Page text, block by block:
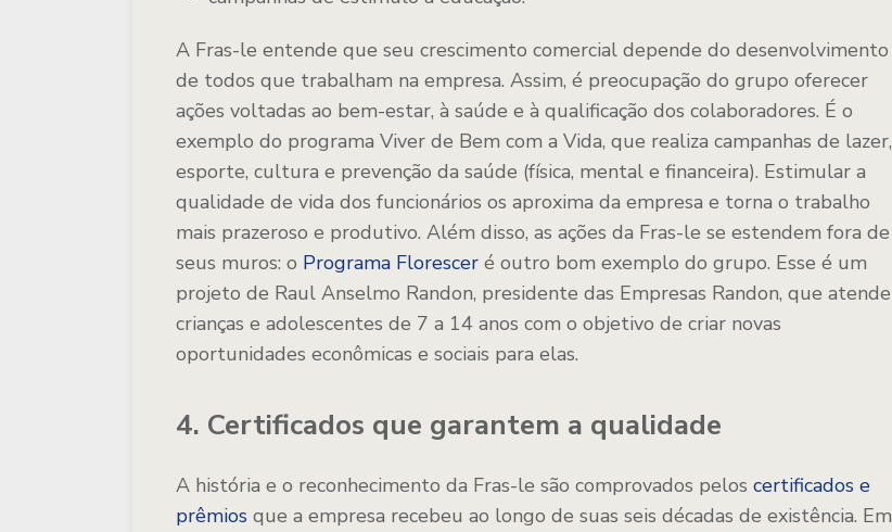
A Fras-le entende que seu crescimento comercial depende do desenvolvimento
de todos que trabalham na empresa. Assim, é preocupação do grupo oferecer
ações voltadas ao bem-estar, à saúde e à qualificação dos colaboradores. É o
exemplo do programa Viver de Bem com a Vida, que realiza campanhas de lazer,
esporte, cultura e prevenção da saúde (física, mental e financeira). Estimular a
qualidade de vida dos funcionários os aproxima da empresa e torna o trabalho
mais prazeroso e produtivo. Além disso, as ações da Fras-le se estendem fora de
seus muros: o Programa Florescer é outro bom exemplo do grupo. Esse é um
projeto de Raul Anselmo Randon, presidente das Empresas Randon, que atende
crianças e adolescentes de 7 a 14 anos com o objetivo de criar novas
oportunidades econômicas e sociais para elas.
4. Certificados que garantem a qualidade
A história e o reconhecimento da Fras-le são comprovados pelos certificados e
prêmios que a empresa recebeu ao longo de suas seis décadas de existência. Em